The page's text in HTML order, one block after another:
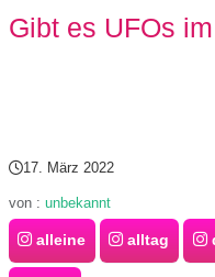
o
S
h
Gibt es UFOs
17. März 2022
von : unbekannt
alleine alltag